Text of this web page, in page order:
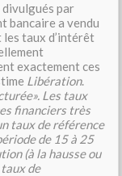
divulgués par
bancaire a vendu
taux d’intérêt
exactement ces
Libération.
Les taux
financiers très
taux de référence
de 15 à 25
(à la hausse ou
de